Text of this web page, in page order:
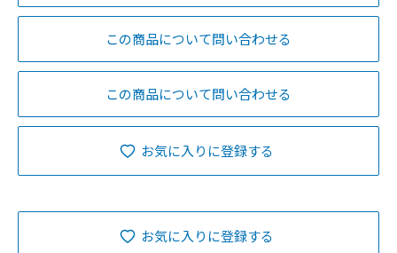
この商品について問い合わせる
この商品について問い合わせる
お気に入りに登録する
お気に入りに登録する